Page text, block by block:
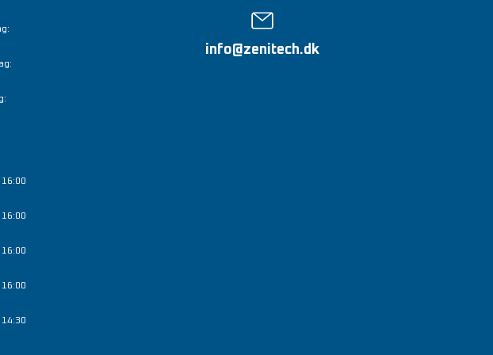
fortræffelige støddæmpningsevne og
med frost. Takket være det
af den fleksible FlexStep® sål
og hjælper til at forhindre fod- og
Der er en fleksibel
16:00
16:00
16:00
16:00
14:30
info@zenitech.dk